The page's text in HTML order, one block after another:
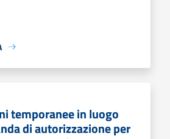
temporanee in luogo
di autorizzazione per